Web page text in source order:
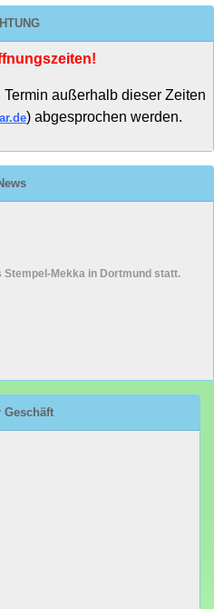
außerhalb dieser Zeiten
) abgesprochen werden.
Stempel-Mekka in Dortmund statt.
Geschäft